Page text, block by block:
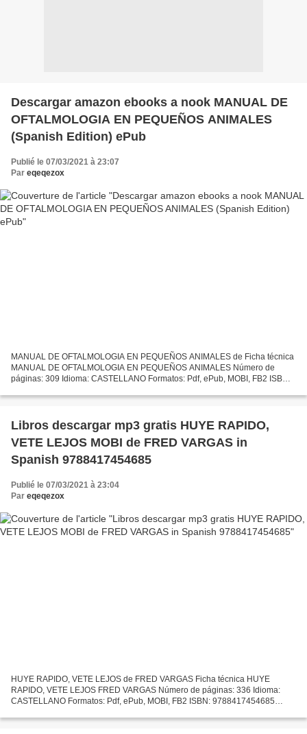
Descargar amazon ebooks a nook MANUAL DE
OFTALMOLOGIA EN PEQUEÑOS ANIMALES
(Spanish Edition) ePub
Publié le 07/03/2021 à 23:07
Par eqeqezox
MANUAL DE OFTALMOLOGIA EN PEQUEÑOS ANIMALES de Ficha técnica
MANUAL DE OFTALMOLOGIA EN PEQUEÑOS ANIMALES Número de
páginas: 309 Idioma: CASTELLANO Formatos: Pdf, ePub, MOBI, FB2 ISBN:
Año...
Libros descargar mp3 gratis HUYE RAPIDO,
VETE LEJOS MOBI de FRED VARGAS in
Spanish 9788417454685
Publié le 07/03/2021 à 23:04
Par eqeqezox
HUYE RAPIDO, VETE LEJOS de FRED VARGAS Ficha técnica HUYE
RAPIDO, VETE LEJOS FRED VARGAS Número de páginas: 336 Idioma:
CASTELLANO Formatos: Pdf, ePub, MOBI, FB2 ISBN: 9788417454685